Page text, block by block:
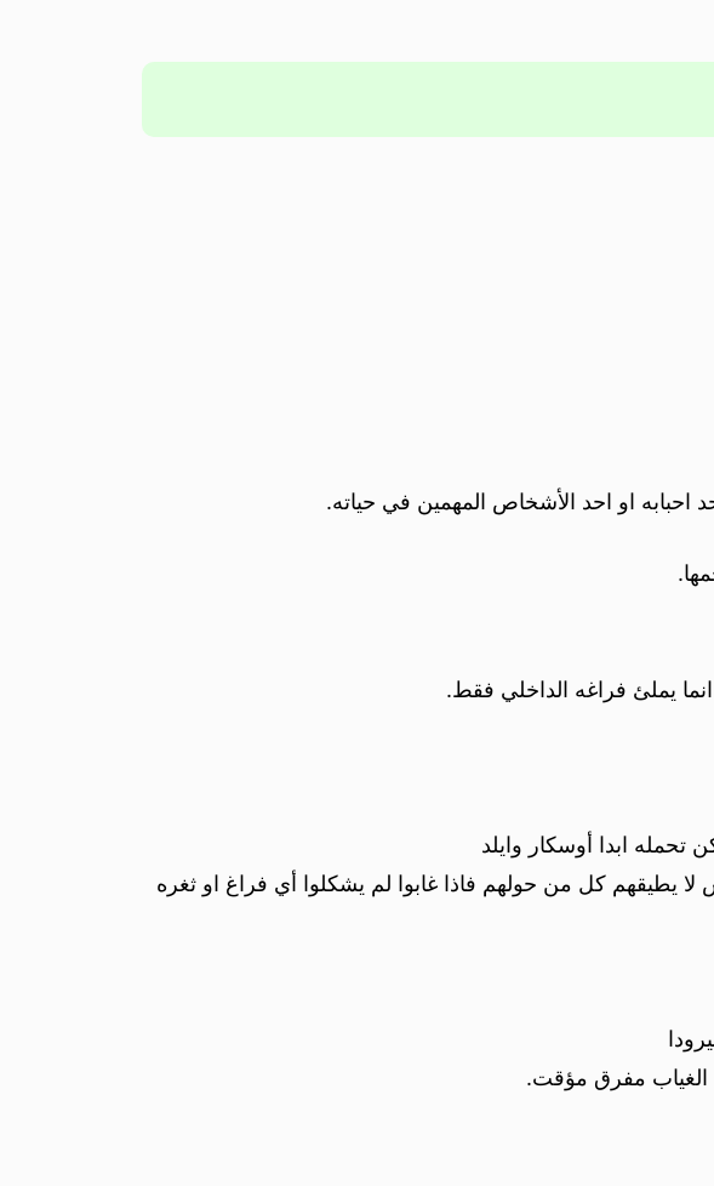
او احد الأشخاص المهمين في حياته.
يملئ فراغه الداخلي فقط.
ابدا أوسكار وايلد
لا يطيقهم كل من حولهم فاذا غابوا لم يشكلوا أي فراغ او ثغره
الغياب مفرق مؤقت.